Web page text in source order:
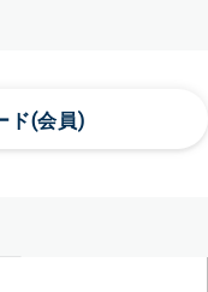
ド(会員)